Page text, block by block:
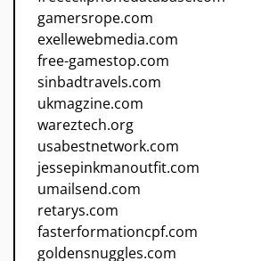
gamersrope.com
exellewebmedia.com
free-gamestop.com
sinbadtravels.com
ukmagzine.com
wareztech.org
usabestnetwork.com
jessepinkmanoutfit.com
umailsend.com
retarys.com
fasterformationcpf.com
goldensnuggles.com